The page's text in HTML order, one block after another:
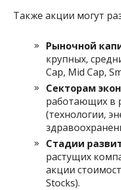
Также акции могут
Рыночной
крупных,
Cap, Mid Cap,
Секторам
работающих в
(технологии,
Стадии
растущих
акции
Stocks).